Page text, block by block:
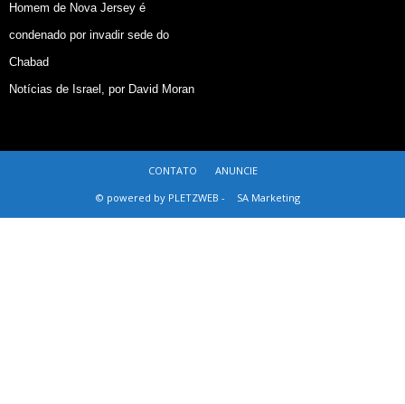
Homem de Nova Jersey é
condenado por invadir sede do
Chabad
Notícias de Israel, por David Moran
CONTATO
ANUNCIE
© powered by PLETZWEB -
SA Marketing